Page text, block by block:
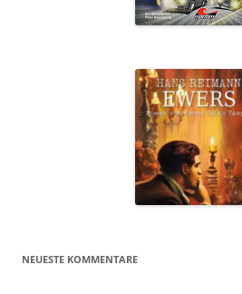
NEUESTE KOMMENTARE